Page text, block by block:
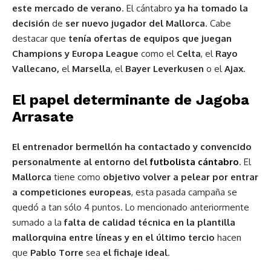
este mercado de verano. El cántabroya ha tomado la
decisión de ser nuevo jugador del Mallorca. Cabe
destacar que tenía ofertas de equipos que juegan
Champions y Europa League como el Celta, el Rayo
Vallecano, el Marsella, el Bayer Leverkusen o elAjax.
El papel determinante de Jagoba
Arrasate
El entrenador bermellón ha contactado y convencido
personalmente al entorno delfutbolista cántabro. El
Mallorca tiene como objetivo volver a pelear por entrar
a competiciones europeas, esta pasada campaña se
quedó a tan sólo 4 puntos. Lo mencionado anteriormente
sumado a lafalta de calidad técnica en la plantilla
mallorquina entre líneas y en el último tercio hacen
que Pablo Torre sea el fichaje ideal.